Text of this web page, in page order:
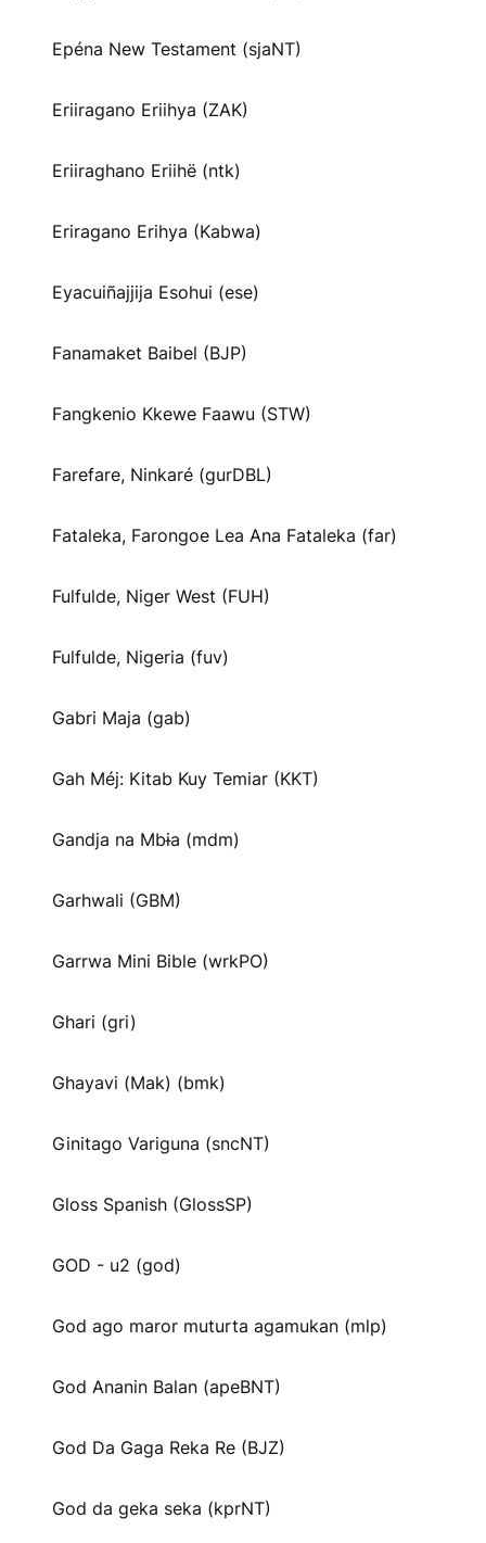
Epéna New Testament (sjaNT)
Eriiragano Eriihya (ZAK)
Eriiraghano Eriihë (ntk)
Eriragano Erihya (Kabwa)
Eyacuiñajjija Esohui (ese)
Fanamaket Baibel (BJP)
Fangkenio Kkewe Faawu (STW)
Farefare, Ninkaré (gurDBL)
Fataleka, Farongoe Lea Ana Fataleka (far)
Fulfulde, Niger West (FUH)
Fulfulde, Nigeria (fuv)
Gabri Maja (gab)
Gah Méj: Kitab Kuy Temiar (KKT)
Gandja na Mbɨa (mdm)
Garhwali (GBM)
Garrwa Mini Bible (wrkPO)
Ghari (gri)
Ghayavi (Mak) (bmk)
Ginitago Variguna (sncNT)
Gloss Spanish (GlossSP)
GOD - u2 (god)
God ago maror muturta agamukan (mlp)
God Ananin Balan (apeBNT)
God Da Gaga Reka Re (BJZ)
God da geka seka (kprNT)